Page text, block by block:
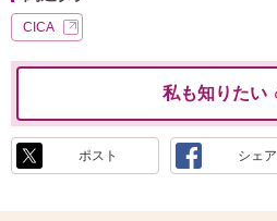
CICA
私も知りたい
ポスト シェア